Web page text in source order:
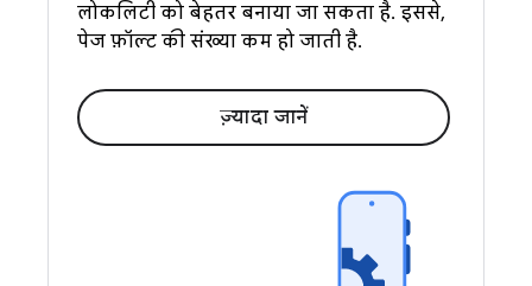
लोकलिटी को बेहतर बनाया जा सकता है. इससे,
पेज फ़ॉल्ट की संख्या कम हो जाती है.
ज़्यादा जानें